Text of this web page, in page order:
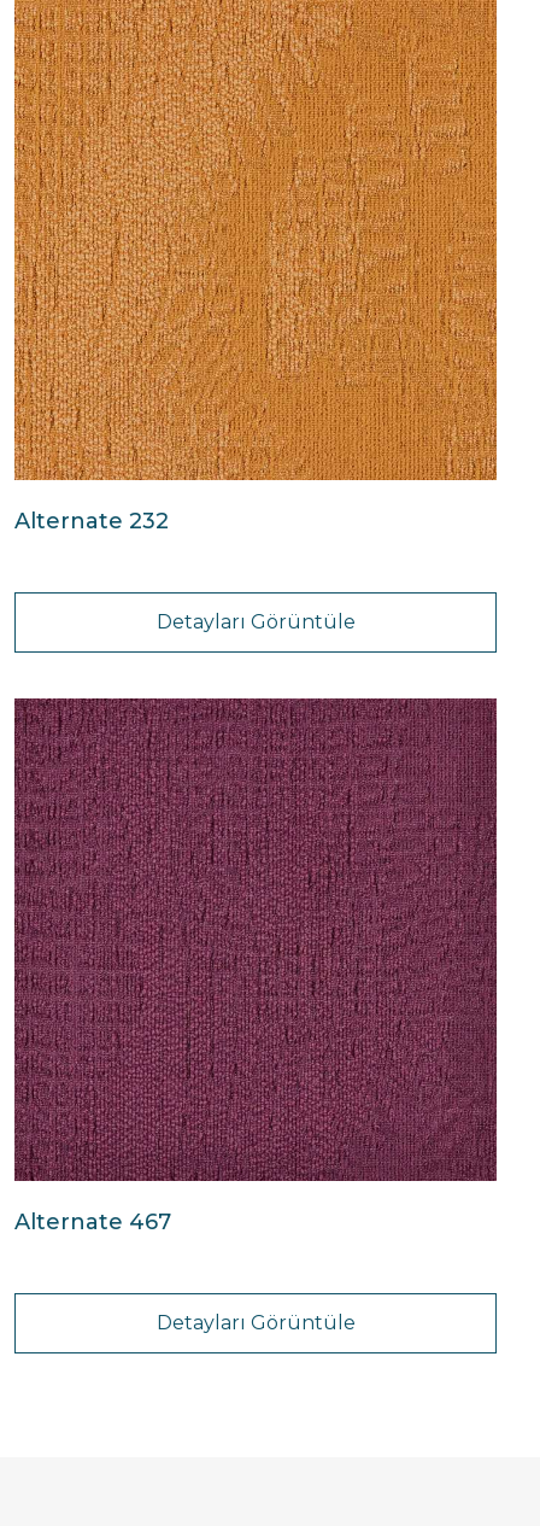
Alternate 232
Detayları Görüntüle
Alternate 467
Detayları Görüntüle